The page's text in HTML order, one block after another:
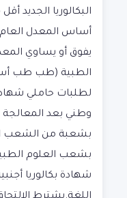
البكالوريا الجديد
أساس المعدل العام
يفوق أو يساوي
الطبية (طب طب
لطلبات حاملي شهادة
وطني بعد المعالجة
بشعبة من الشعب
بشعب العلوم
شهادة بكالوريا